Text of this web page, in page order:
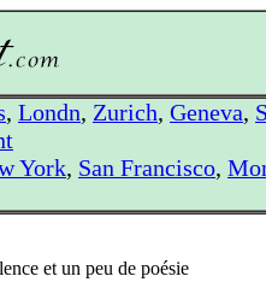
, Londn, Zurich, Geneva,
York, San Francisco,
et un peu de poésie